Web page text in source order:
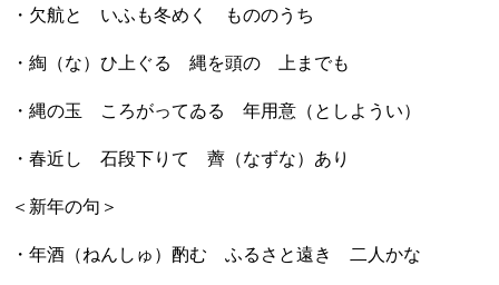
・欠航と いふも冬めく もののうち
・綯（な）ひ上ぐる 縄を頭の 上までも
・縄の玉 ころがってゐる 年用意（としようい）
・春近し 石段下りて 薺（なずな）あり
＜新年の句＞
・年酒（ねんしゅ）酌む ふるさと遠き 二人かな